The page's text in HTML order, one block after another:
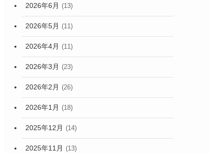
2026年6月 (13)
2026年5月 (11)
2026年4月 (11)
2026年3月 (23)
2026年2月 (26)
2026年1月 (18)
2025年12月 (14)
2025年11月 (13)